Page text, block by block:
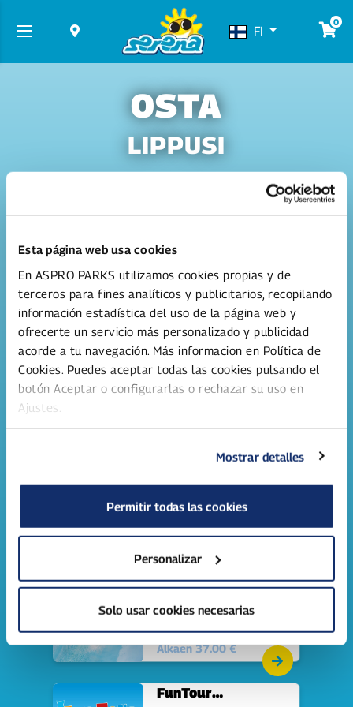
Esta página web usa cookies
En ASPRO PARKS utilizamos cookies propias y de
terceros para fines analíticos y publicitarios, recopilando
información estadística del uso de la página web y
ofrecerte un servicio más personalizado y publicidad
acorde a tu navegación. Más informacion en Política de
Cookies. Puedes aceptar todas las cookies pulsando el
botón Aceptar o configurarlas o rechazar su uso en
Ajustes.
Mostrar detalles
Permitir todas las cookies
Personalizar
Solo usar cookies necesarias
FI
0
OSTA
LIPPUSI
2 päivän lippu kesä
'26
2 peräkkäistä päivää
Serenassa!
Alkaen 51.00 €
Perhelippu 4 henkilöä
vesipuiston päiväliput
Alkaen 133.60 €
5 lipun paketti:
vesipuiston päiväliput
viisihenkiselle perheelle.
Päivälippu vesipuisto
Alkaen 37.00 €
FunTour